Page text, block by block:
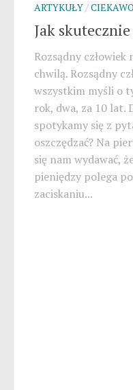
ARTYKUŁY/
Jak
Rozsądny człowiek
chwilą. Rozsądny
wszystkim myśli o
rok, dwa, za 10 lat.
spotykamy się z
oszczędzać? Na
się nam wydawać,
pieniędzy polega
zaciskaniu...